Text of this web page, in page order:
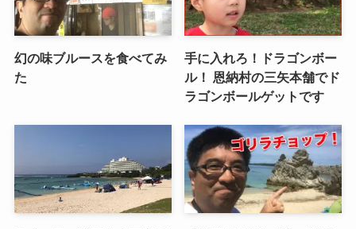
幻の味ブルースを食べてみ
た
手に入れろ！ドラゴンボー
ル！ 恩納村の三矢本舗でド
ラゴンボールゲットです